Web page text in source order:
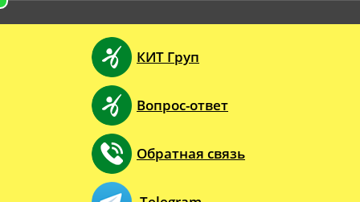
КИТ Груп
Вопрос-ответ
Обратная связь